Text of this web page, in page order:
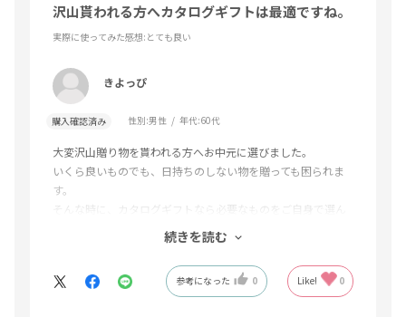
沢山貰われる方へカタログギフトは最適ですね。
実際に使ってみた感想:とても良い
きよっぴ
購入確認済み 性別:男性 年代:60代
大変沢山贈り物を貰われる方へお中元に選びました。
いくら良いものでも、日持ちのしない物を贈っても困られま
す。
そんな時に、カタログギフトなら必要なものをご自身で選ん
で頂けますし、ご家族でワイワイ話ながら選べます。また、
お子さま等へもお渡しできますから、無駄がない贈り物で
続きを読む
参考になった 0 Like! 0